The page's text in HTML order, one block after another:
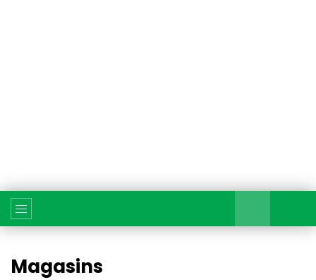
Magasins